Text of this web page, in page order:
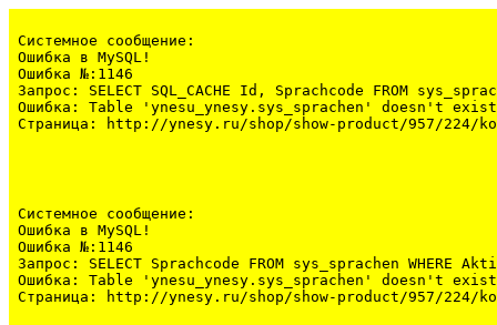
Системное сообщение:
Ошибка в MySQL!
Ошибка №:1146
Запрос: SELECT SQL_CACHE Id, Sprachcode FROM
Ошибка: Table 'ynesu_ynesy.sys_sprachen' doesn't exist
Страница: http://ynesy.ru/shop/show-product/957/
Системное сообщение:
Ошибка в MySQL!
Ошибка №:1146
Запрос: SELECT Sprachcode FROM sys_sprachen WHERE
Ошибка: Table 'ynesu_ynesy.sys_sprachen' doesn't exist
Страница: http://ynesy.ru/shop/show-product/957/